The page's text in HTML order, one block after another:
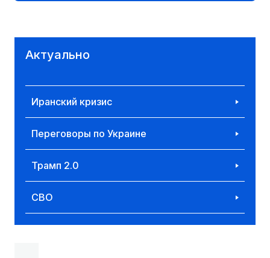
Актуально
Иранский кризис
Переговоры по Украине
Трамп 2.0
СВО